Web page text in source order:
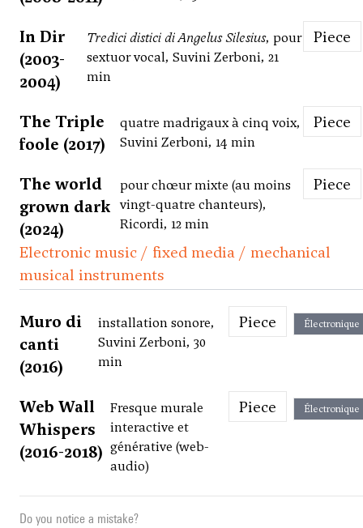
In Dir
(2003-
2004)
Tredici distici di Angelus Silesius, pour
sextuor vocal, Suvini Zerboni, 21
min
Piece
The Triple
foole (2017)
quatre madrigaux à cinq voix,
Suvini Zerboni, 14 min
Piece
The world
grown dark
(2024)
pour chœur mixte (au moins
vingt-quatre chanteurs),
Ricordi, 12 min
Piece
Electronic music / fixed media / mechanical
musical instruments
Muro di
canti
(2016)
installation sonore,
Suvini Zerboni, 30
min
Piece Électronique
Web Wall
Whispers
(2016-2018)
Fresque murale
interactive et
générative (web-
audio)
Piece Électronique
Do you notice a mistake?